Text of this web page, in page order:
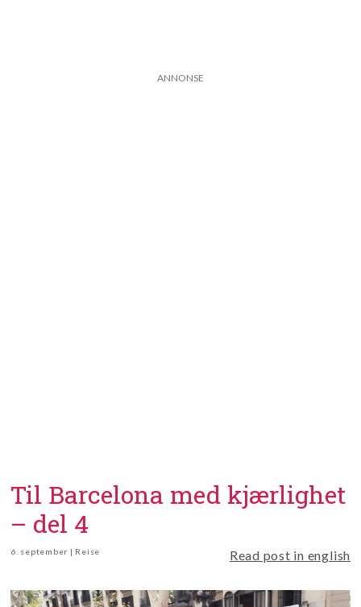
ANNONSE
Til Barcelona med kjærlighet
– del 4
6. september | Reise Read post in english